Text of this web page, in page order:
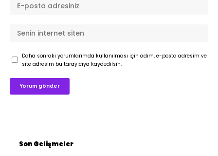
Daha sonraki yorumlarımda kullanılması için adım, e-posta adresim ve
site adresim bu tarayıcıya kaydedilsin.
Son Gelişmeler